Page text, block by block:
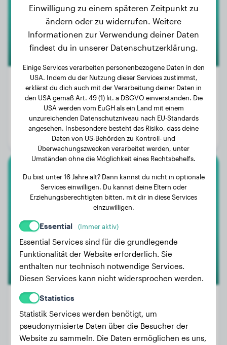
1
Gewicht:
Alter:
3 Jahre, 1 Monat
Geschlecht:
Cane Corso
Biggy
Gewicht:
Alter:
2 Jahre, 10 Monate
Einwilligung zu einem späteren Zeitpunkt zu
ändern oder zu widerrufen. Weitere
Informationen zur Verwendung deiner Daten
findest du in unserer Datenschutzerklärung.
Einige Services verarbeiten personenbezogene Daten in den
USA. Indem du der Nutzung dieser Services zustimmst,
erklärst du dich auch mit der Verarbeitung deiner Daten in
den USA gemäß Art. 49 (1) lit. a DSGVO einverstanden. Die
USA werden vom EuGH als ein Land mit einem
unzureichenden Datenschutzniveau nach EU-Standards
angesehen. Insbesondere besteht das Risiko, dass deine
Daten von US-Behörden zu Kontroll- und
Überwachungszwecken verarbeitet werden, unter
Umständen ohne die Möglichkeit eines Rechtsbehelfs.
Du bist unter 16 Jahre alt? Dann kannst du nicht in optionale
Services einwilligen. Du kannst deine Eltern oder
Erziehungsberechtigten bitten, mit dir in diese Services
einzuwilligen.
Essential (Immer aktiv)
Essential Services sind für die grundlegende
Funktionalität der Website erforderlich. Sie
enthalten nur technisch notwendige Services.
Diesen Services kann nicht widersprochen werden.
Statistics
Statistik Services werden benötigt, um
pseudonymisierte Daten über die Besucher der
Website zu sammeln. Die Daten ermöglichen es uns,